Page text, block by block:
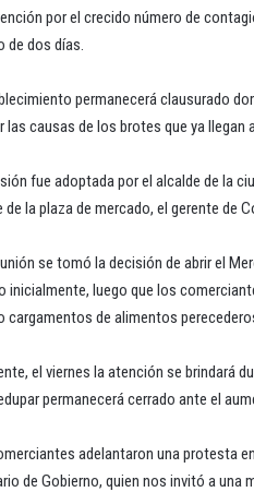
por el crecido número de
de dos días.
permanecerá clausurado
las causas de los brotes que ya
fue adoptada por el alcalde de la
de la plaza de mercado, el gerente de
se tomó la decisión de abrir el
inicialmente, luego que los
cargamentos de alimentos
el viernes la atención se brindará
permanecerá cerrado ante el
adelantaron una protesta
de Gobierno, quien nos invitó a una